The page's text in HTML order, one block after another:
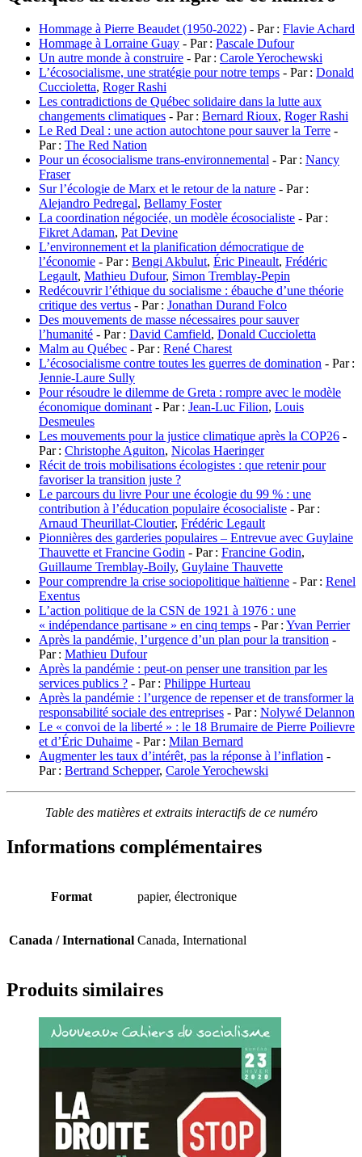
Hommage à Pierre Beaudet (1950-2022) ­- Par : Flavie Achard
Hommage à Lorraine Guay ­- Par : Pascale Dufour
Un autre monde à construire ­- Par : Carole Yerochewski
L’écosocialisme, une stratégie pour notre temps ­- Par : Donald
Cuccioletta, Roger Rashi
Les contradictions de Québec solidaire dans la lutte aux
changements climatiques ­- Par : Bernard Rioux, Roger Rashi
Le Red Deal : une action autochtone pour sauver la Terre ­-
Par : The Red Nation
Pour un écosocialisme trans-environnemental ­- Par : Nancy
Fraser
Sur l’écologie de Marx et le retour de la nature ­- Par :
Alejandro Pedregal, Bellamy Foster
La coordination négociée, un modèle écosocialiste ­- Par :
Fikret Adaman, Pat Devine
L’environnement et la planification démocratique de
l’économie ­- Par : Bengi Akbulut, Éric Pineault, Frédéric
Legault, Mathieu Dufour, Simon Tremblay-Pepin
Redécouvrir l’éthique du socialisme : ébauche d’une théorie
critique des vertus ­- Par : Jonathan Durand Folco
Des mouvements de masse nécessaires pour sauver
l’humanité ­- Par : David Camfield, Donald Cuccioletta
Malm au Québec ­- Par : René Charest
L’écosocialisme contre toutes les guerres de domination ­- Par :
Jennie-Laure Sully
Pour résoudre le dilemme de Greta : rompre avec le modèle
économique dominant ­- Par : Jean-Luc Filion, Louis
Desmeules
Les mouvements pour la justice climatique après la COP26 ­-
Par : Christophe Aguiton, Nicolas Haeringer
Récit de trois mobilisations écologistes : que retenir pour
favoriser la transition juste ?
Le parcours du livre Pour une écologie du 99 % : une
contribution à l’éducation populaire écosocialiste ­- Par :
Arnaud Theurillat-Cloutier, Frédéric Legault
Pionnières des garderies populaires – Entrevue avec Guylaine
Thauvette et Francine Godin ­- Par : Francine Godin,
Guillaume Tremblay-Boily, Guylaine Thauvette
Pour comprendre la crise sociopolitique haïtienne ­- Par : Renel
Exentus
L’action politique de la CSN de 1921 à 1976 : une
« indépendance partisane » en cinq temps ­- Par : Yvan Perrier
Après la pandémie, l’urgence d’un plan pour la transition ­-
Par : Mathieu Dufour
Après la pandémie : peut-on penser une transition par les
services publics ? ­- Par : Philippe Hurteau
Après la pandémie : l’urgence de repenser et de transformer la
responsabilité sociale des entreprises ­- Par : Nolywé Delannon
Le « convoi de la liberté » : le 18 Brumaire de Pierre Poilievre
et d’Éric Duhaime ­- Par : Milan Bernard
Augmenter les taux d’intérêt, pas la réponse à l’inflation ­-
Par : Bertrand Schepper, Carole Yerochewski
Table des matières et extraits interactifs de ce numéro
Informations complémentaires
Format papier, électronique
Canada / International Canada, International
Produits similaires